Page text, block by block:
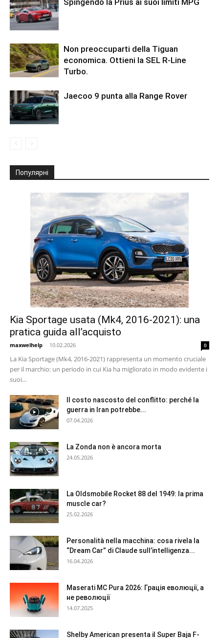
Non preoccuparti della Tiguan
economica. Ottieni la SEL R-Line
Turbo.
Jaecoo 9 punta alla Range Rover
Популярні
Kia Sportage usata (Mk4, 2016-2021): una
pratica guida all’acquisto
maxwelhelp - 10.02.2026 0
La Kia Sportage (Mk4, 2016-2021) rappresenta un momento cruciale
per il marchio: un periodo in cui Kia ha migliorato in modo evidente i
suoi...
Il costo nascosto del conflitto: perché la
guerra in Iran potrebbe...
07.04.2026
La Zonda non è ancora morta
24.05.2026
La Oldsmobile Rocket 88 del 1949: la prima
muscle car?
25.02.2026
Personalità nella macchina: cosa rivela la
“Dream Car” di Claude sull’intelligenza...
16.04.2026
Maserati MC Pura 2026: Грація еволюції, а
не революції
14.07.2025
Shelby American presenta il Super Baja F-